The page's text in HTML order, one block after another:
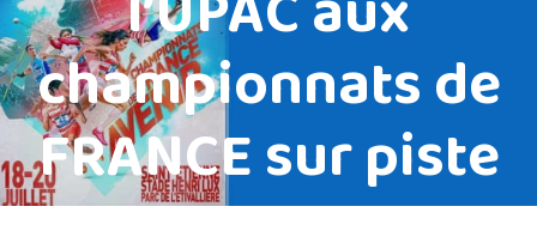
l’UPAC aux
championnats de
FRANCE sur piste